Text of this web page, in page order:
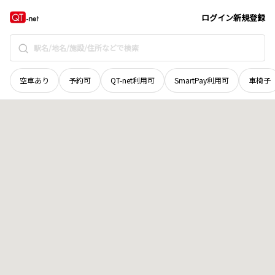
ログイン新規登録
空車あり 予約可 QT-net利用可 SmartPay利用可 車椅子
和歌山県 地域選択で探す